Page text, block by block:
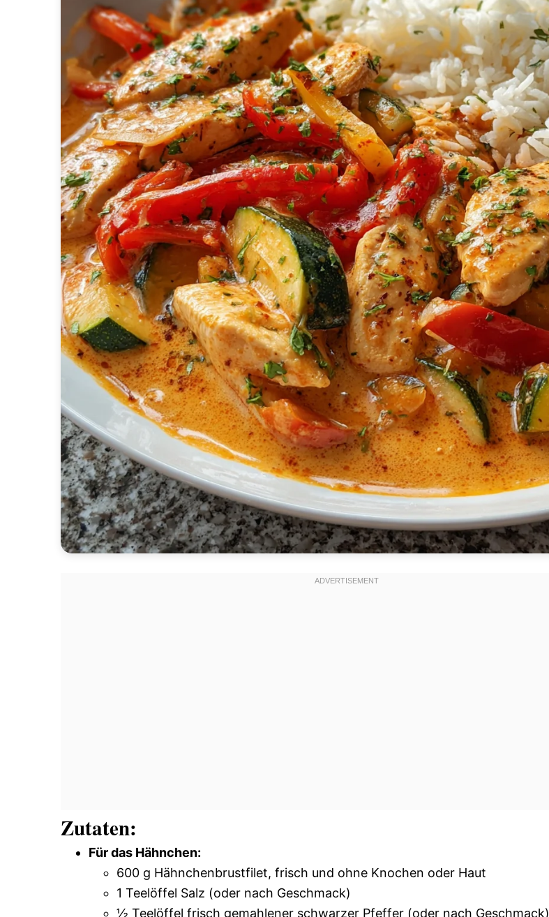
Zutaten:
Für das Hähnchen:
600 g Hähnchenbrustfilet, frisch und ohne Knochen oder Haut
1 Teelöffel Salz (oder nach Geschmack)
½ Teelöffel frisch gemahlener schwarzer Pfeffer (oder nach Geschmack)